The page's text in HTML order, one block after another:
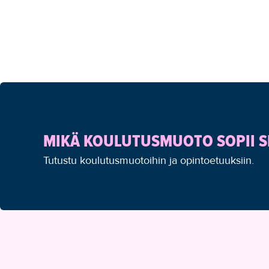
MIKÄ KOULUTUSMUOTO SOPII
Tutustu koulutusmuotoihin ja opintoetuuksiin.